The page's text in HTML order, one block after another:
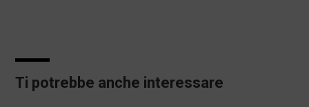
Ti potrebbe anche interessare